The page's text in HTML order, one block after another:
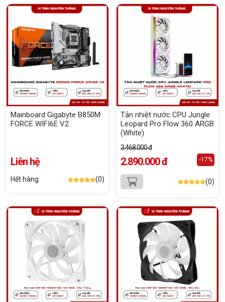
Mainboard Gigabyte B850M
FORCE WIFI6E V2
Liên hệ
Hết hàng (0)
Tản nhiệt nước CPU Jungle
Leopard Pro Flow 360 ARGB
(White)
3.468.000 đ
2.890.000 đ -17%
(0)